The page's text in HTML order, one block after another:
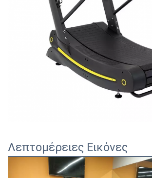
Λεπτομέρειες Εικόνες